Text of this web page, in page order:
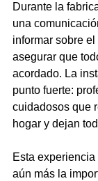
Durante la
una
informar sobre
asegurar que
acordado. La
punto fuerte:
cuidadosos que
hogar y dejan
Esta
aún más la